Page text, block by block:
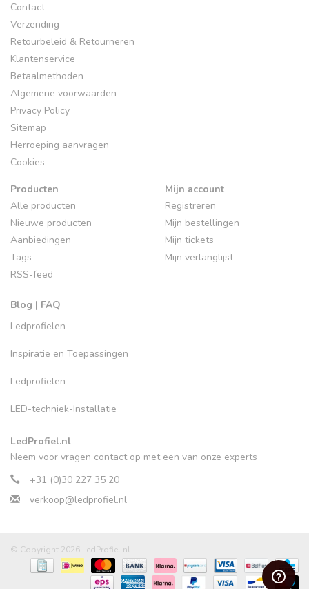
Contact
Verzending
Retourbeleid & Retourneren
Klantenservice
Betaalmethoden
Algemene voorwaarden
Privacy Policy
Sitemap
Herroeping aanvragen
Cookies
Producten
Alle producten
Nieuwe producten
Aanbiedingen
Tags
RSS-feed
Blog | FAQ
Ledprofielen
Inspiratie en Toepassingen
Ledprofielen
LED-techniek-Installatie
Mijn account
Registreren
Mijn bestellingen
Mijn tickets
Mijn verlanglijst
LedProfiel.nl
Neem voor vragen contact op met een van onze experts
+31 (0)30 227 35 20
verkoop@ledprofiel.nl
© Copyright 2026 LedProfiel.nl